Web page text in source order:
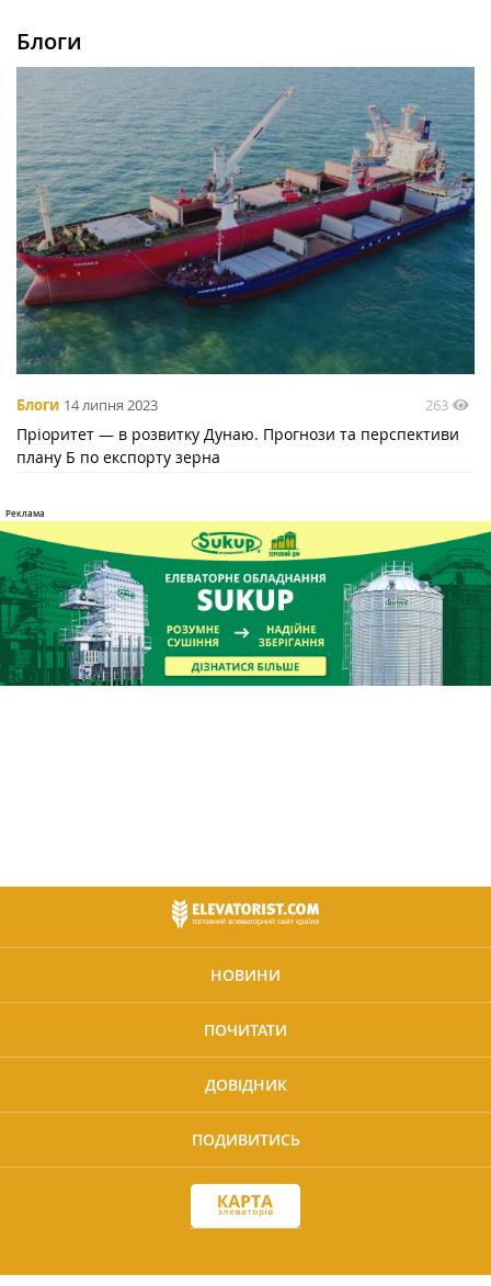
Блоги
Блоги 14 липня 2023 263
Пріоритет — в розвитку Дунаю. Прогнози та перспективи
плану Б по експорту зерна
НОВИНИ
ПОЧИТАТИ
ДОВІДНИК
ПОДИВИТИСЬ